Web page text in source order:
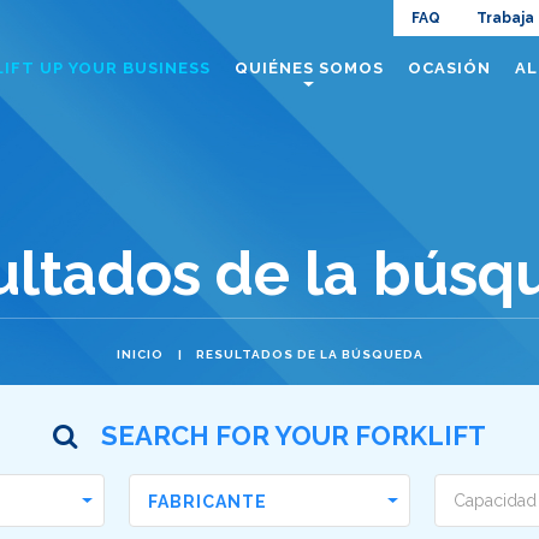
de la
INICIO RESULTADOS DE LA BÚSQUEDA
SEARCH FOR YOUR FORKLIFT
FABRICANTE
FAQ
principale
UP YOUR BUSINESS QUIÉNES SOMOS OCASIÓN